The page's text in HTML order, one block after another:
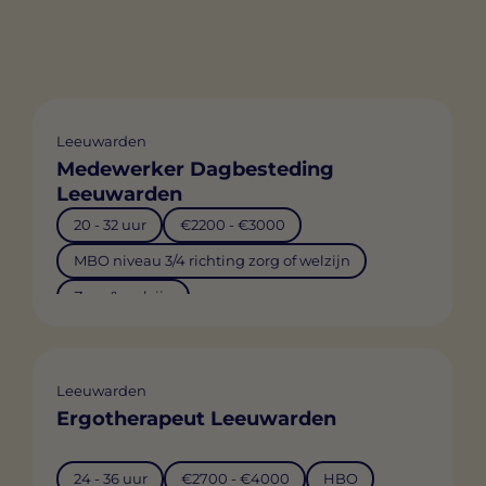
Leeuwarden
Medewerker Dagbesteding
Leeuwarden
20 - 32 uur €2200 - €3000
MBO niveau 3/4 richting zorg of welzijn
Zorg & welzijn
Leeuwarden
Ergotherapeut Leeuwarden
24 - 36 uur €2700 - €4000 HBO